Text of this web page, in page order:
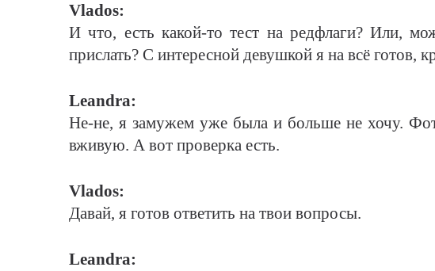
Vlados:
И что, есть какой-то тест на редфлаги? Или,
прислать? С интересной девушкой я на всё готов,
Leandra:
Не-не, я замужем уже была и больше не хочу.
вживую. А вот проверка есть.
Vlados:
Давай, я готов ответить на твои вопросы.
Leandra: